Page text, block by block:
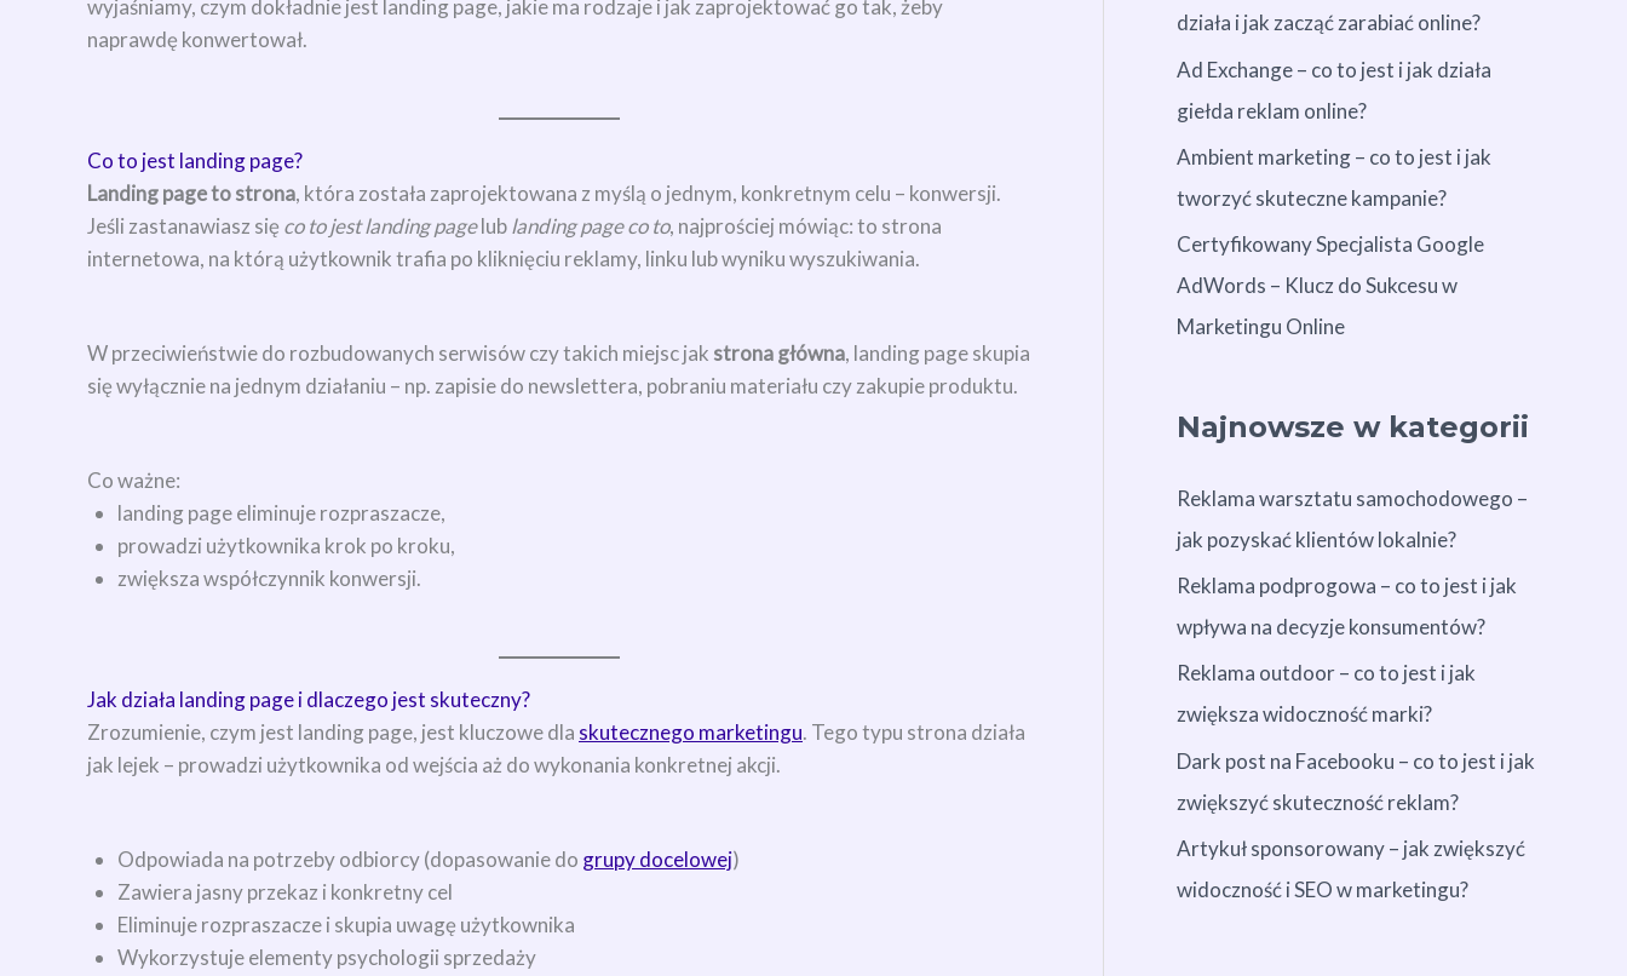
wyjaśniamy, czym dokładnie jest landing page, jakie ma rodzaje i jak zaprojektować go tak, żeby
naprawdę konwertował.
Co to jest landing page?
Landing page to strona, która została zaprojektowana z myślą o jednym, konkretnym celu – konwersji.
Jeśli zastanawiasz się co to jest landing pagelublanding page co to, najprościej mówiąc: to strona
internetowa, na którą użytkownik trafia po kliknięciu reklamy, linku lub wyniku wyszukiwania.
W przeciwieństwie do rozbudowanych serwisów czy takich miejsc jak strona główna, landing page skupia
się wyłącznie na jednym działaniu – np. zapisie do newslettera, pobraniu materiału czy zakupie produktu.
Co ważne:
landing page eliminuje rozpraszacze,
prowadzi użytkownika krok po kroku,
zwiększa współczynnik konwersji.
Jak działa landing page i dlaczego jest skuteczny?
Zrozumienie, czym jest landing page, jest kluczowe dla skutecznego marketingu. Tego typu strona działa
jak lejek – prowadzi użytkownika od wejścia aż do wykonania konkretnej akcji.
Odpowiada na potrzeby odbiorcy (dopasowanie do grupy docelowej)
Zawiera jasny przekaz i konkretny cel
Eliminuje rozpraszacze i skupia uwagę użytkownika
Wykorzystuje elementy psychologii sprzedaży
działa i jak zacząć zarabiać online?
Ad Exchange – co to jest i jak działa
giełda reklam online?
Ambient marketing – co to jest i jak
tworzyć skuteczne kampanie?
Certyfikowany Specjalista Google
AdWords – Klucz do Sukcesu w
Marketingu Online
Najnowsze w kategorii
Reklama warsztatu samochodowego –
jak pozyskać klientów lokalnie?
Reklama podprogowa – co to jest i jak
wpływa na decyzje konsumentów?
Reklama outdoor – co to jest i jak
zwiększa widoczność marki?
Dark post na Facebooku – co to jest i jak
zwiększyć skuteczność reklam?
Artykuł sponsorowany – jak zwiększyć
widoczność i SEO w marketingu?